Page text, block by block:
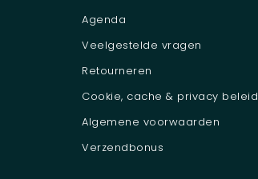
Agenda
Veelgestelde vragen
Retourneren
Cookie, cache & privacy beleid
Algemene voorwaarden
Verzendbonus